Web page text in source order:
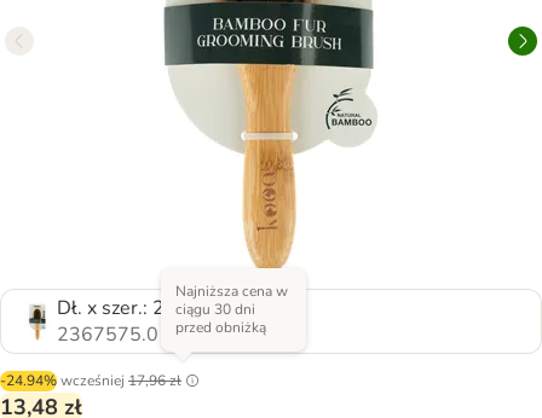
Dł. x szer.: 22 x 6 cm
2367575.0
-24.94%wcześniej 17,96 zł
Najniższa cena w
ciągu 30 dni
przed obniżką
13,48 zł